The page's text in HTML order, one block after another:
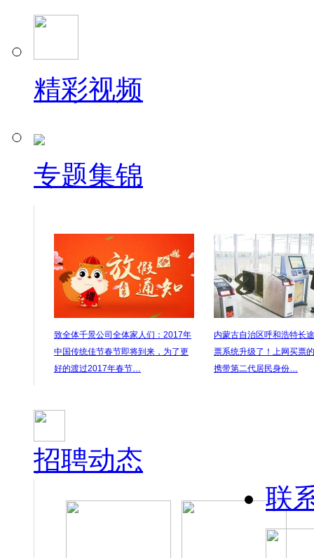
精彩视频
专题集锦
致全体千景公司全体家人们：2017年
中国传统佳节春节即将到来，为了更
好的渡过2017年春节…
内蒙古自治区呼和浩特长
票系统升级了！上网买票
携带第二代居民身份…
招聘动态
联